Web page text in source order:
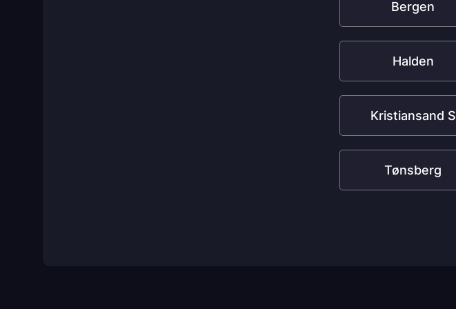
Bergen
Halden
Kristiansand S
Tønsberg